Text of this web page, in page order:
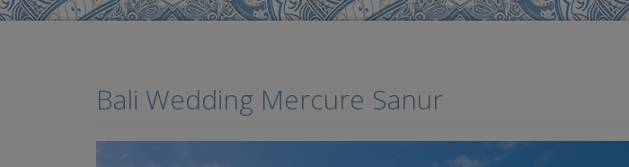
Bali Wedding Mercure Sanur